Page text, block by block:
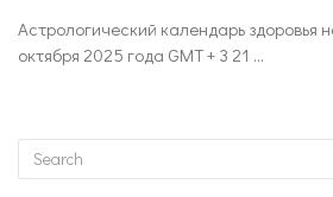
Астрологический календарь здоровья
октября 2025 года GMT + 3 21 ...